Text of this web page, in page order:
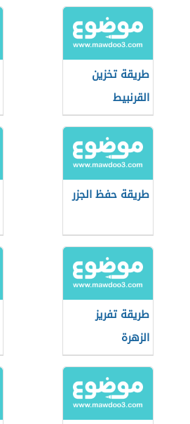
طريقة تخزين
القرنبيط
طريقة حفظ الجزر
طريقة تفريز
الزهرة